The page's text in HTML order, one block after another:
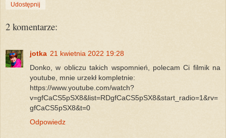
Udostępnij
2 komentarze:
jotka 21 kwietnia 2022 19:28
Donko, w obliczu takich wspomnień, polecam Ci filmik na
youtube, mnie urzekł kompletnie:
https://www.youtube.com/watch?
v=gfCaCS5pSX8&list=RDgfCaCS5pSX8&start_radio=1&rv=
gfCaCS5pSX8&t=0
Odpowiedz